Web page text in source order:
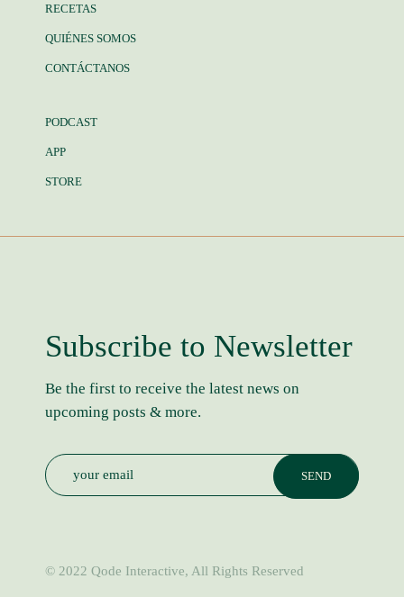
RECETAS
QUIÉNES SOMOS
CONTÁCTANOS
PODCAST
APP
STORE
Subscribe to Newsletter
Be the first to receive the latest news on
upcoming posts & more.
© 2022 Qode Interactive, All Rights Reserved